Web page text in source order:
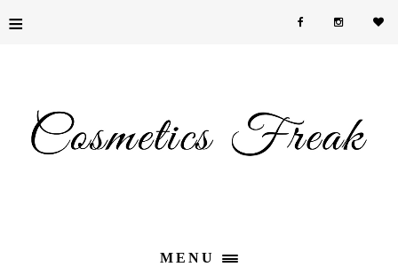
≡
MENU